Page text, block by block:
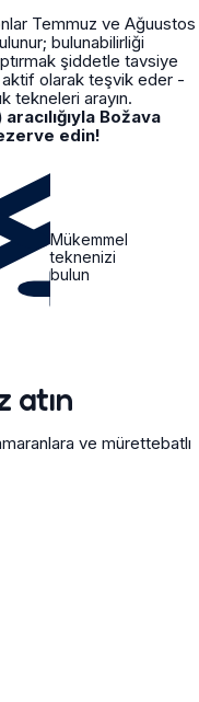
Temmuz ve Ağuustos
bulunabilirliği
şiddetle tavsiye
aktif olarak teşvik eder -
tekneleri arayın.
Božava
edin!
Mükemmel
teknenizi
bulun
atın
ve mürettebatlı